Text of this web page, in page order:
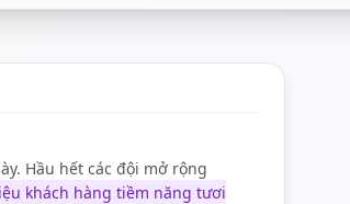
Hầu hết các đội mở rộng
khách hàng tiềm năng tươi